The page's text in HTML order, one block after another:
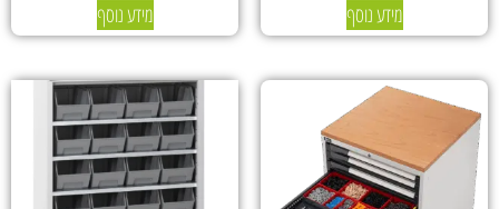
מידע נוסף מידע נוסף